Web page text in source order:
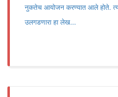
नुकतेच आयोजन करण्यात आले होते.
उलगडणारा हा लेख...